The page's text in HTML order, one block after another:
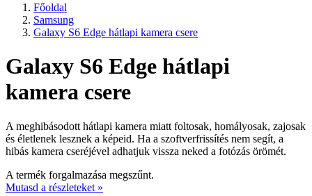
Főoldal
Samsung
Galaxy S6 Edge hátlapi kamera csere
Galaxy S6 Edge hátlapi
kamera csere
A meghibásodott hátlapi kamera miatt foltosak, homályosak, zajosak
és életlenek lesznek a képeid. Ha a szoftverfrissítés nem segít, a
hibás kamera cseréjével adhatjuk vissza neked a fotózás örömét.
A termék forgalmazása megszűnt.
Mutasd a részleteket »